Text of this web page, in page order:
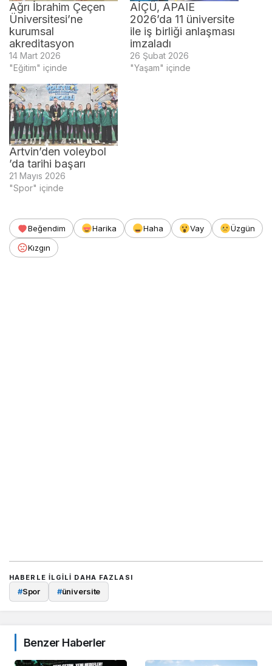
Ağrı İbrahim Çeçen
Üniversitesi’ne
kurumsal
akreditasyon
14 Mart 2026
"Eğitim" içinde
AİÇÜ, APAIE
2026’da 11 üniversite
ile iş birliği anlaşması
imzaladı
26 Şubat 2026
"Yaşam" içinde
Artvin’den voleybol
’da tarihi başarı
21 Mayıs 2026
"Spor" içinde
Beğendim Harika Haha Vay
Üzgün
Kızgın
HABERLE ILGILI DAHA FAZLASI
#Spor #üniversite
Benzer Haberler